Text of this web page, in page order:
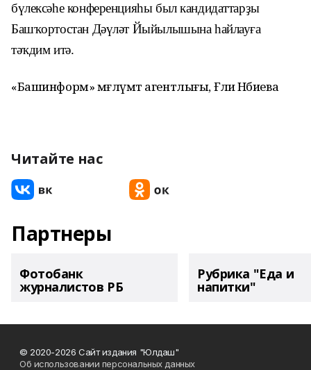
бүлексәһе конференцияһы был кандидаттарҙы
Башҡортостан Дәүләт Йыйылышына һайлауға
тәҡдим итә.
«Башинформ» мәғлүмәт агентлығы, Ғәлиә Нәбиева
Читайте нас
Партнеры
Фотобанк
журналистов РБ
Рубрика "Еда и
напитки"
© 2020-2026 Сайт издания "Юлдаш"
Об использовании персональных данных